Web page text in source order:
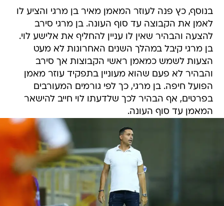
בנוסף, כץ פנה לעוזר המאמן מאיר בן מרגי והציע לו
לאמן את הקבוצה עד סוף העונה. בן מרגי סירב
להצעה והבהיר שאין לו עניין להחליף את אלישע לוי.
בן מרגי קיבל במהלך השנים האחרונות לא מעט
הצעות לשמש כמאמן ראשי הקבוצות אך סירב
והבהיר לא פעם שהוא מעוניין בתפקיד עוזר מאמן
הפועל חיפה. בן מרגי, כך לפי גורמים המעורבים
בפרטים, אף הבהיר לכך שלדעתו לוי חייב להישאר
המאמן עד סוף העונה.